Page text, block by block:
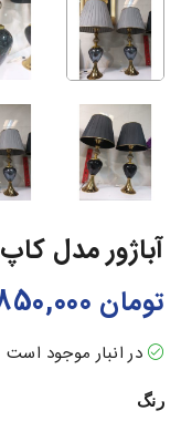
آباژور مدل کاپ
تومان
در انبار موجود است
رنگ